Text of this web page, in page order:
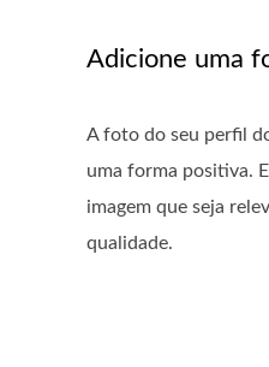
Adicione uma
A foto do seu perfil
uma forma positiva.
imagem que seja
qualidade.